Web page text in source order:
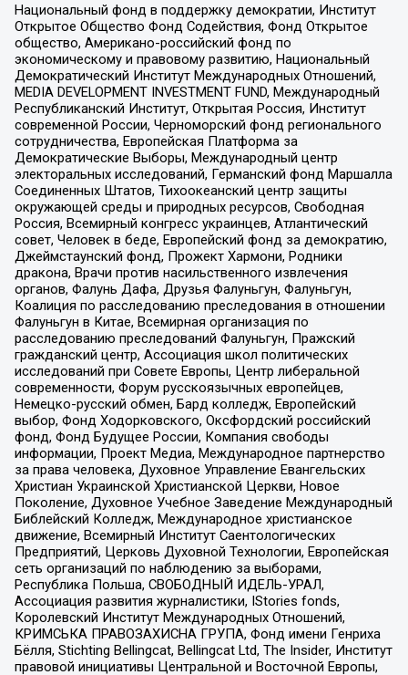
Национальный фонд в поддержку демократии, Институт
Открытое Общество Фонд Содействия, Фонд Открытое
общество, Американо-российский фонд по
экономическому и правовому развитию, Национальный
Демократический Институт Международных Отношений,
MEDIA DEVELOPMENT INVESTMENT FUND, Международный
Республиканский Институт, Открытая Россия, Институт
современной России, Черноморский фонд регионального
сотрудничества, Европейская Платформа за
Демократические Выборы, Международный центр
электоральных исследований, Германский фонд Маршалла
Соединенных Штатов, Тихоокеанский центр защиты
окружающей среды и природных ресурсов, Свободная
Россия, Всемирный конгресс украинцев, Атлантический
совет, Человек в беде, Европейский фонд за демократию,
Джеймстаунский фонд, Прожект Хармони, Родники
дракона, Врачи против насильственного извлечения
органов, Фалунь Дафа, Друзья Фалуньгун, Фалуньгун,
Коалиция по расследованию преследования в отношении
Фалуньгун в Китае, Всемирная организация по
расследованию преследований Фалуньгун, Пражский
гражданский центр, Ассоциация школ политических
исследований при Совете Европы, Центр либеральной
современности, Форум русскоязычных европейцев,
Немецко-русский обмен, Бард колледж, Европейский
выбор, Фонд Ходорковского, Оксфордский российский
фонд, Фонд Будущее России, Компания свободы
информации, Проект Медиа, Международное партнерство
за права человека, Духовное Управление Евангельских
Христиан Украинской Христианской Церкви, Новое
Поколение, Духовное Учебное Заведение Международный
Библейский Колледж, Международное христианское
движение, Всемирный Институт Саентологических
Предприятий, Церковь Духовной Технологии, Европейская
сеть организаций по наблюдению за выборами,
Республика Польша, СВОБОДНЫЙ ИДЕЛЬ-УРАЛ,
Ассоциация развития журналистики, IStories fonds,
Королевский Институт Международных Отношений,
КРИМСЬКА ПРАВОЗАХИСНА ГРУПА, Фонд имени Генриха
Бёлля, Stichting Bellingcat, Bellingcat Ltd, The Insider, Институт
правовой инициативы Центральной и Восточной Европы,